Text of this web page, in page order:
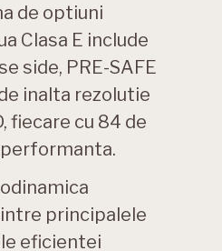
de optiuni
Clasa E include
side, PRE-SAFE
inalta rezolutie
fiecare cu 84 de
principalele
eficientei